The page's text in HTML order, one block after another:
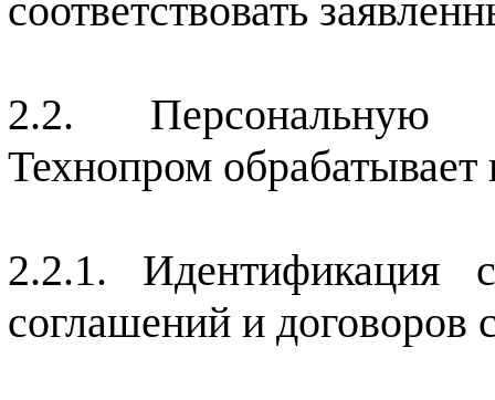
соответствовать
Персональную
Технопром
Идентификация
соглашений и договоров